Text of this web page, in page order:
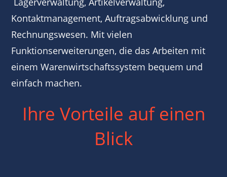
Kontaktmanagement, Auftragsabwicklung und
Rechnungswesen. Mit vielen
Funktionserweiterungen, die das Arbeiten mit
einem Warenwirtschaftssystem bequem und
einfach machen.
Ihre Vorteile auf einen
Blick